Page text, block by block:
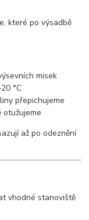
které po výsadbě
misek
°C
přepichujeme
otužujeme
až po odeznění
vhodné stanoviště